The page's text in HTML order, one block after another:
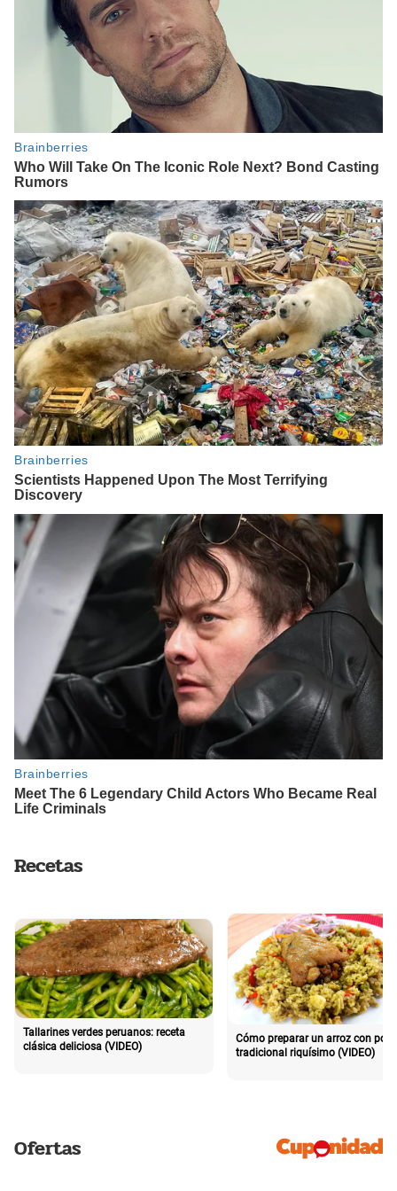
Recetas
Tallarines verdes peruanos: receta
clásica deliciosa (VIDEO)
Cómo preparar un arroz con pollo
tradicional riquísimo (VIDEO)
Ofertas